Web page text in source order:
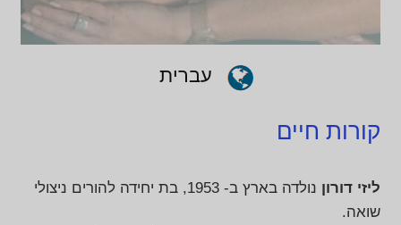
עברית
קורות חיים
ליזי דורון
נולדה בארץ ב- 1953, בת יחידה להורים ניצולי
שואה.